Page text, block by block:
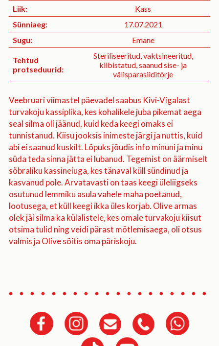
Liik:
Kass
Sünniaeg:
17.07.2021
Sugu:
Emane
Tehtud
protseduurid:
Steriliseeritud, vaktsineeritud,
kiibistatud, saanud sise- ja
välisparasiiditõrje
Veebruari viimastel päevadel saabus Kivi-Vigalast
turvakoju kassiplika, kes kohalikele juba pikemat aega
seal silma oli jäänud, kuid keda keegi omaks ei
tunnistanud. Kiisu jooksis inimeste järgi ja nuttis, kuid
abi ei saanud kuskilt. Lõpuks jõudis info minuni ja minu
süda teda sinna jätta ei lubanud. Tegemist on äärmiselt
sõbraliku kassineiuga, kes tänaval küll sündinud ja
kasvanud pole. Arvatavasti on taas keegi üleliigseks
osutunud lemmiku asula vahele maha poetanud,
lootusega, et küll keegi ikka üles korjab. Olive armas
olek jäi silma ka külalistele, kes omale turvakoju kiisut
otsima tulid ning veidi pärast mõtlemisaega, oli otsus
valmis ja Olive sõitis oma päriskoju.